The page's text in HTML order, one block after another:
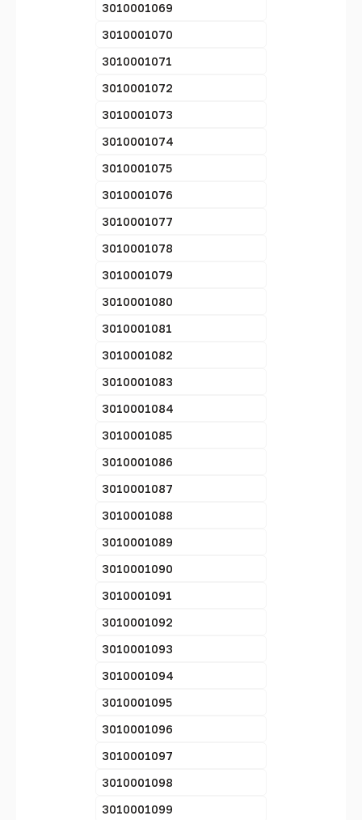
3010001069
3010001070
3010001071
3010001072
3010001073
3010001074
3010001075
3010001076
3010001077
3010001078
3010001079
3010001080
3010001081
3010001082
3010001083
3010001084
3010001085
3010001086
3010001087
3010001088
3010001089
3010001090
3010001091
3010001092
3010001093
3010001094
3010001095
3010001096
3010001097
3010001098
3010001099